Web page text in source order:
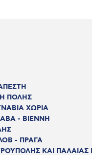
ΠΟΛΗΣ
ΧΩΡΙΑ
- ΒΙΕΝΝΗ
- ΠΡΑΓΑ
ΚΑΙ ΠΑΛΑΙΑΣ